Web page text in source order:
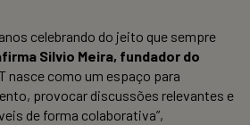
celebrando do jeito que sempre
Silvio Meira, fundador do
nasce como um espaço para
provocar discussões relevantes e
de forma colaborativa”,